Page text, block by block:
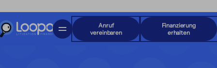
Anruf
vereinbaren
Finanzierung
erhalten